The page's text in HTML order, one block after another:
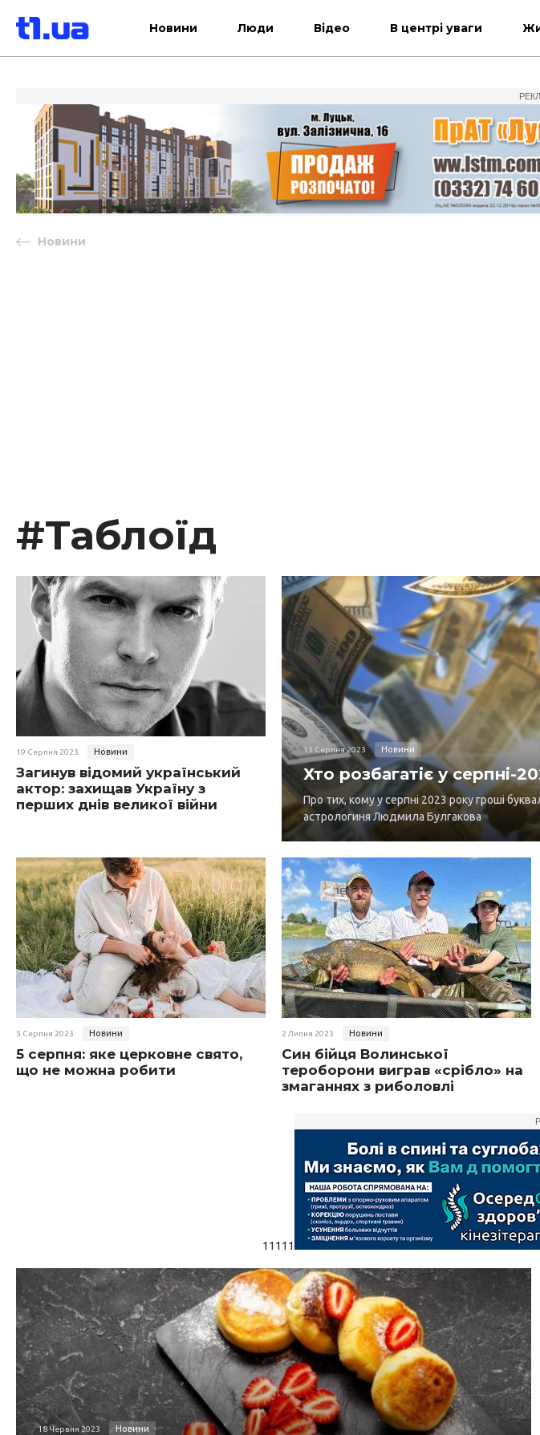
Новини Люди Відео В центрі уваги
Новини
#Таблоїд
19 Серпня 2023 Новини
Загинув відомий український
актор: захищав Україну з
перших днів великої війни
13 Серпня 2023 Новини
Хто розбагатіє у серпні-
Про тих, кому у серпні 2023 року гроші
астрологиня Людмила Булгакова
5 Серпня 2023 Новини
5 серпня: яке церковне свято,
що не можна робити
2 Липня 2023 Новини
Син бійця Волинської
тероборони виграв «срібло» на
змаганнях з риболовлі
11111
18 Червня 2023 Новини